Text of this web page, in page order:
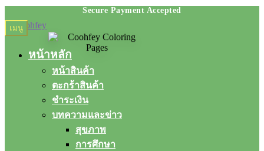
Skip
to
Skip
to
เมนู
หน้าหลัก
หน้าสินค้า
ตะกร้าสินค้า
ชำระเงิน
บทความและข่าว
สุขภาพ
การศึกษา